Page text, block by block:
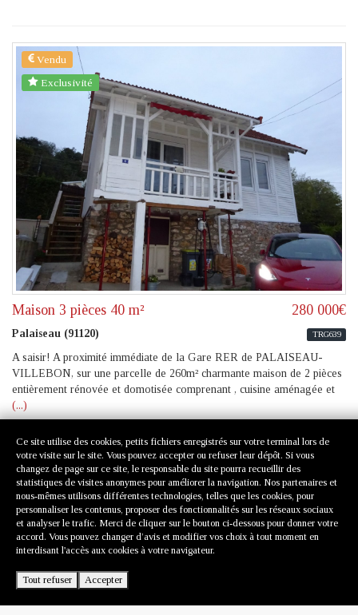
Ce site utilise des cookies, petits fichiers enregistrés sur votre terminal lors de
votre visite sur le site. Vous pouvez accepter ou refuser leur dépôt. Si vous
changez de page sur ce site, le responsable du site pourra recueillir des
statistiques de visites anonymes pour améliorer la navigation. Nos partenaires et
nous-mêmes utilisons différentes technologies, telles que les cookies, pour
personnaliser les contenus, proposer des fonctionnalités sur les réseaux sociaux
et analyser le trafic. Merci de cliquer sur le bouton ci-dessous pour donner votre
accord. Vous pouvez changer d’avis et modifier vos choix à tout moment en
interdisant l'accès aux cookies à votre navigateur.
Tout refuser Accepter
Vendu
Exclusivité
Maison 3 pièces 40 m² 280 000€
Palaiseau (91120) TRG639
A saisir! A proximité immédiate de la Gare RER de PALAISEAU-
VILLEBON, sur une parcelle de 260m² charmante maison de 2 pièces
entièrement rénovée et domotisée comprenant , cuisine aménagée et
(...)
Salles de bains : -
Chambres : 1
Ascenseur : -